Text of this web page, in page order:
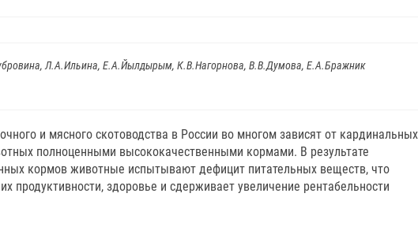
Л.А.Ильина, Е.А.Йылдырым, К.В.Нагорнова, В.В.Думова, Е.А.Бражник
и мясного скотоводства в России во многом зависят от кардинальных
полноценными высококачественными кормами. В результате
кормов животные испытывают дефицит питательных веществ, что
продуктивности, здоровье и сдерживает увеличение рентабельности